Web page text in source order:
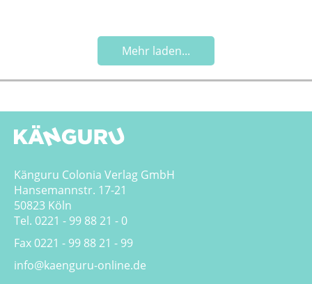
Mehr laden...
Känguru Colonia Verlag GmbH
Hansemannstr. 17-21
50823 Köln
Tel. 0221 - 99 88 21 - 0
Fax 0221 - 99 88 21 - 99
info@kaenguru-online.de